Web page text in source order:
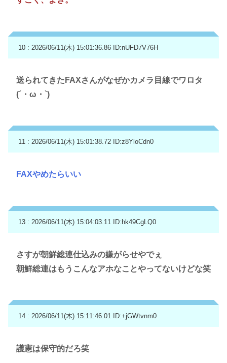
10 : 2026/06/11(木) 15:01:36.86 ID:nUFD7V76H
送られてきたFAXさんがなぜかカメラ目線でワロタ
(´・ω・`)
11 : 2026/06/11(木) 15:01:38.72 ID:z8YloCdn0
FAXやめたらいい
13 : 2026/06/11(木) 15:04:03.11 ID:hk49CgLQ0
さすが朝鮮総連仕込みの嫌がらせやでぇ
朝鮮総連はもうこんなアホなことやってないけどな笑
14 : 2026/06/11(木) 15:11:46.01 ID:+jGWtvnm0
護憲は保守的だろ笑